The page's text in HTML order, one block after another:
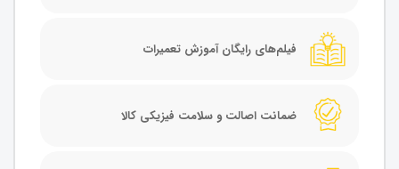
فیلم‌های رایگان آموزش تعمیرات
ضمانت اصالت و سلامت فیزیکی کالا